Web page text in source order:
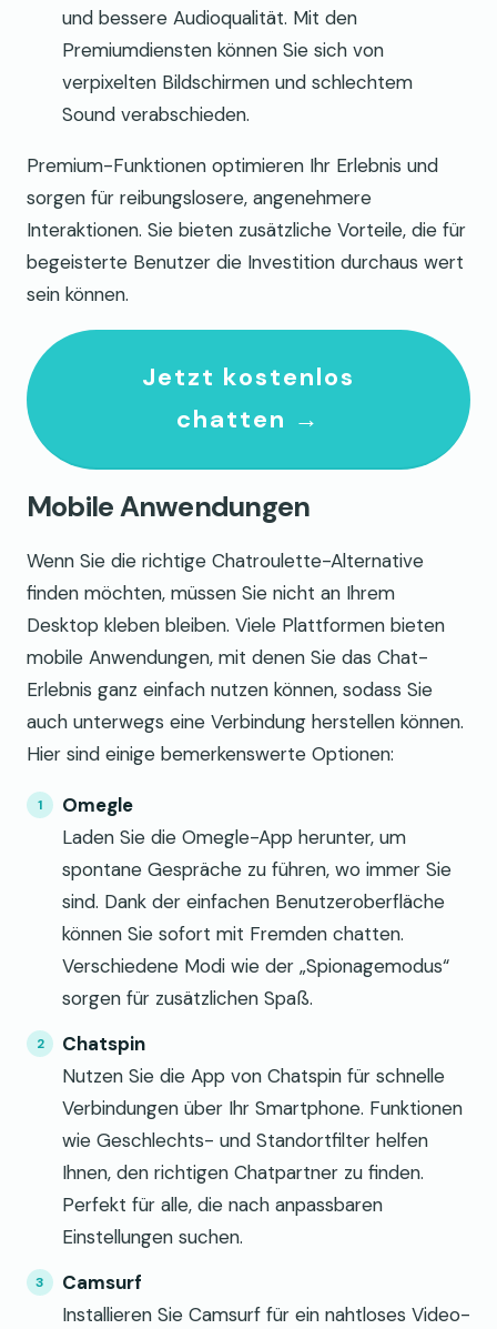
und bessere Audioqualität. Mit den
Premiumdiensten können Sie sich von
verpixelten Bildschirmen und schlechtem
Sound verabschieden.
Premium-Funktionen optimieren Ihr Erlebnis und
sorgen für reibungslosere, angenehmere
Interaktionen. Sie bieten zusätzliche Vorteile, die für
begeisterte Benutzer die Investition durchaus wert
sein können.
Jetzt kostenlos
chatten →
Mobile Anwendungen
Wenn Sie die richtige Chatroulette-Alternative
finden möchten, müssen Sie nicht an Ihrem
Desktop kleben bleiben. Viele Plattformen bieten
mobile Anwendungen, mit denen Sie das Chat-
Erlebnis ganz einfach nutzen können, sodass Sie
auch unterwegs eine Verbindung herstellen können.
Hier sind einige bemerkenswerte Optionen:
Omegle
Laden Sie die Omegle-App herunter, um
spontane Gespräche zu führen, wo immer Sie
sind. Dank der einfachen Benutzeroberfläche
können Sie sofort mit Fremden chatten.
Verschiedene Modi wie der „Spionagemodus“
sorgen für zusätzlichen Spaß.
Chatspin
Nutzen Sie die App von Chatspin für schnelle
Verbindungen über Ihr Smartphone. Funktionen
wie Geschlechts- und Standortfilter helfen
Ihnen, den richtigen Chatpartner zu finden.
Perfekt für alle, die nach anpassbaren
Einstellungen suchen.
Camsurf
Installieren Sie Camsurf für ein nahtloses Video-